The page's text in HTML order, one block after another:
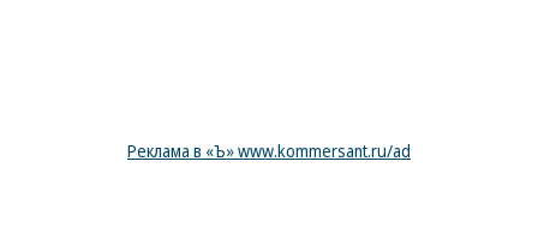
Реклама в «Ъ» www.kommersant.ru/ad